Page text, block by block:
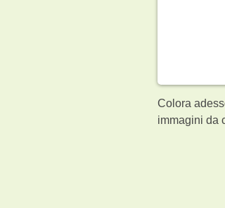
Colora
immagini da